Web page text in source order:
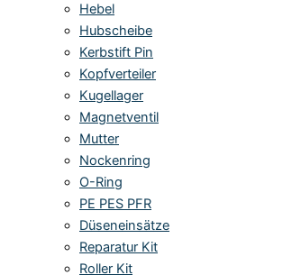
Hebel
Hubscheibe
Kerbstift Pin
Kopfverteiler
Kugellager
Magnetventil
Mutter
Nockenring
O-Ring
PE PES PFR
Düseneinsätze
Reparatur Kit
Roller Kit